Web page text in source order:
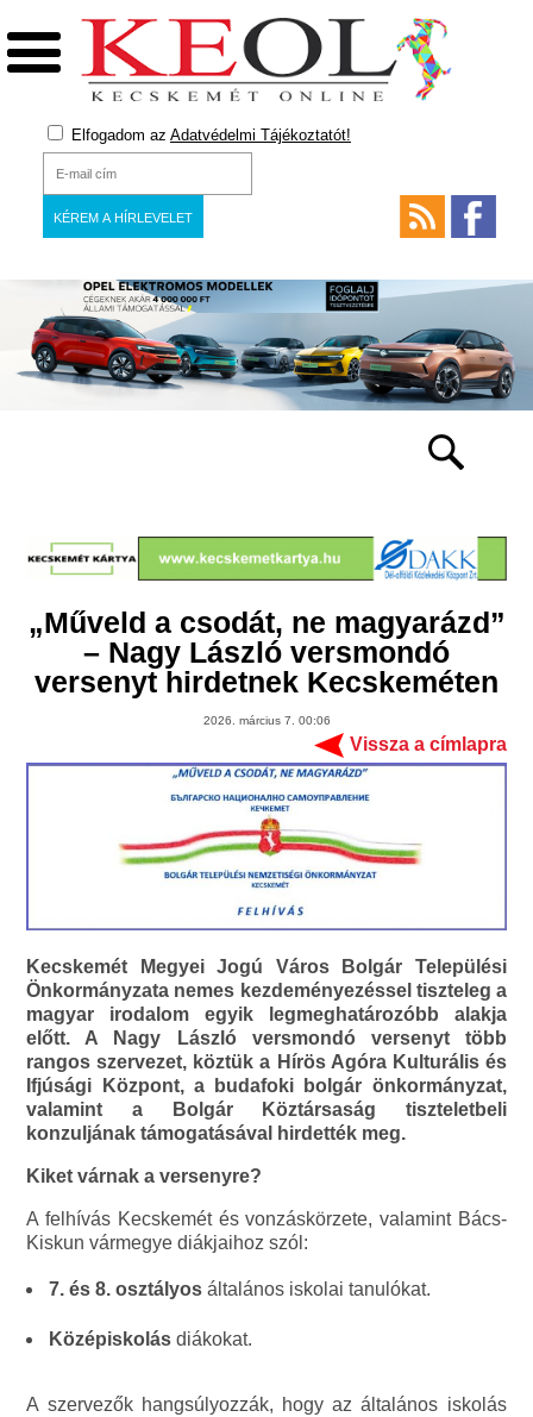
Elfogadom az Adatvédelmi Tájékoztatót!
„Műveld a csodát, ne magyarázd”
– Nagy László versmondó
versenyt hirdetnek Kecskeméten
2026. március 7. 00:06
Vissza a címlapra
Kecskemét Megyei Jogú Város Bolgár Települési
Önkormányzata nemes kezdeményezéssel tiszteleg a
magyar irodalom egyik legmeghatározóbb alakja
előtt. A Nagy László versmondó versenyt több
rangos szervezet, köztük a Hírös Agóra Kulturális és
Ifjúsági Központ, a budafoki bolgár önkormányzat,
valamint a Bolgár Köztársaság tiszteletbeli
konzuljának támogatásával hirdették meg.
Kiket várnak a versenyre?
A felhívás Kecskemét és vonzáskörzete, valamint Bács-
Kiskun vármegye diákjaihoz szól:
7. és 8. osztályos általános iskolai tanulókat.
Középiskolás diákokat.
A szervezők hangsúlyozzák, hogy az általános iskolás